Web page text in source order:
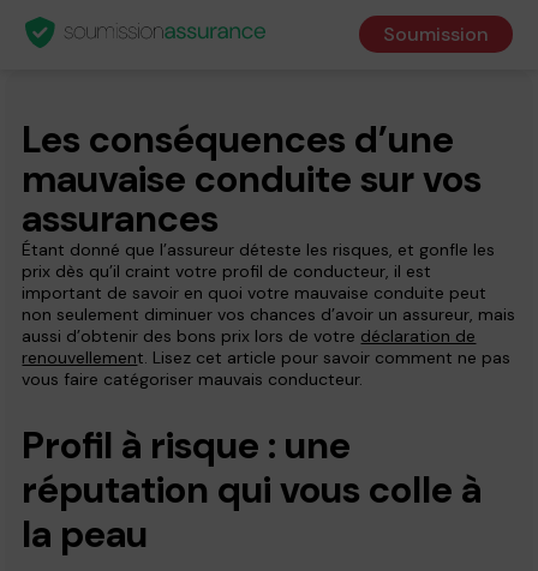
Soumission
Les conséquences d’une
mauvaise conduite sur vos
assurances
Étant donné que l’assureur déteste les risques, et gonfle les
prix dès qu’il craint votre profil de conducteur, il est
important de savoir en quoi votre mauvaise conduite peut
non seulement diminuer vos chances d’avoir un assureur, mais
aussi d’obtenir des bons prix lors de votre déclaration de
renouvellement. Lisez cet article pour savoir comment ne pas
vous faire catégoriser mauvais conducteur.
Profil à risque : une
réputation qui vous colle à
la peau